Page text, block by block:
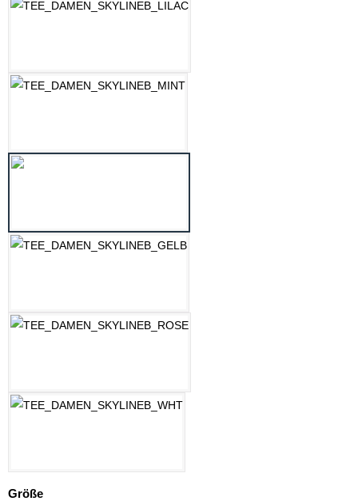
Größeauswählen